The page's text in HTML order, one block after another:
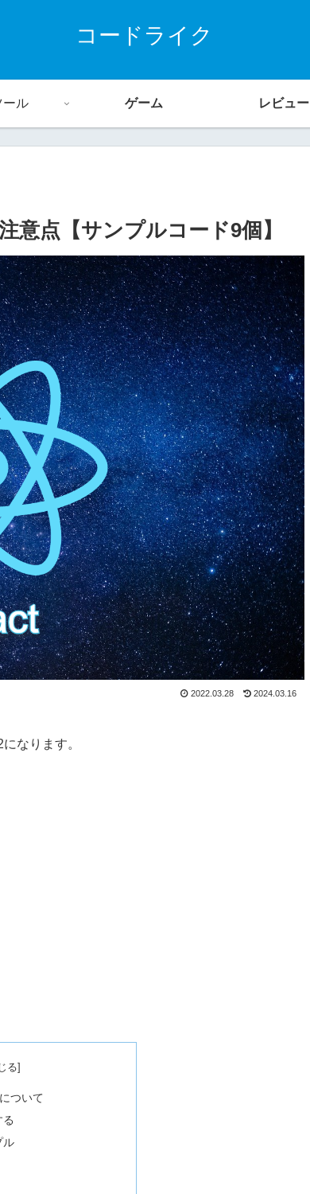
コードライク
ール ゲーム レビュー
意点【サンプルコード9個】
2022.03.28 2024.03.16
なります。
ついて
ル